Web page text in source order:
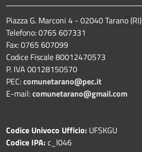
Piazza G. Marconi 4 - 02040 Tarano (RI)
Telefono: 0765 607331
Fax: 0765 607099
Codice Fiscale 80012470573
P. IVA 00128150570
PEC:comunetarano@pec.it
E-mail:comunetarano@gmail.com
Codice Univoco Ufficio: UFSKGU
Codice IPA:c_l046